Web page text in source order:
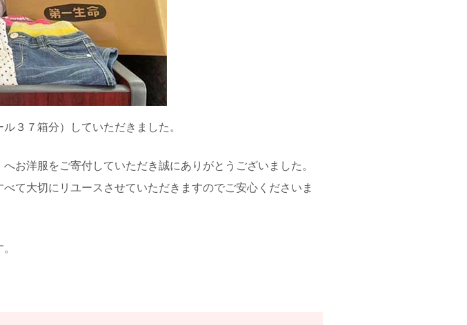
３７箱分）していただきました。
お洋服をご寄付していただき誠にありがとうございました。
て大切にリユースさせていただきますのでご安心くださいま